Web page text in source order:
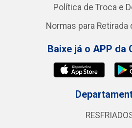
Política de Troca e
Normas para Retirada
Baixe já o APP da